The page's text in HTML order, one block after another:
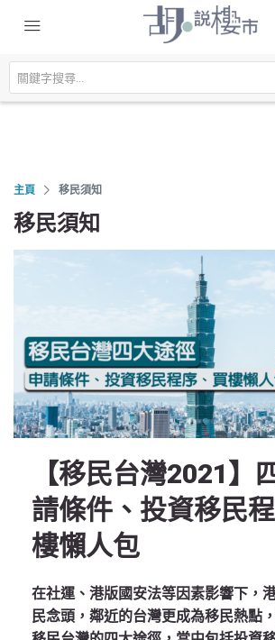
主頁 移民須知
移民須知
【移民台灣2021】
請條件、投資移民
樓懶人包
在社運、港版國安法等因素影響下，
民念頭，鄰近的台灣更成為移民熱點